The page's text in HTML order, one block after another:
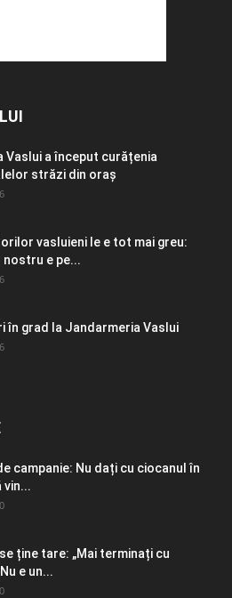
Vaslui a început curățenia
străzi din oraș
vasluieni le e tot mai greu:
e pe...
în grad la Jandarmeria Vaslui
campanie: Nu dați cu ciocanul în
vin...
ține tare: „Mai terminați cu
e un...